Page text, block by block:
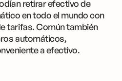
retirar efectivo de
en todo el mundo con
tarifas. Común también
automáticos,
a efectivo.